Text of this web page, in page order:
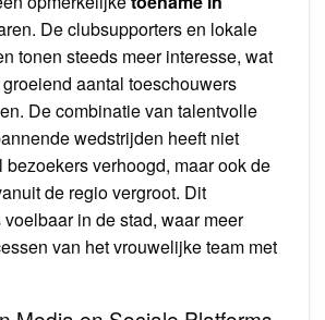
De clubsupporters en lokale
tonen steeds meer interesse, wat
aantal toeschouwers
De combinatie van talentvolle
wedstrijden heeft niet
verhoogd, maar ook de
de regio vergroot. Dit
in de stad, waar meer
van het vrouwelijke team met